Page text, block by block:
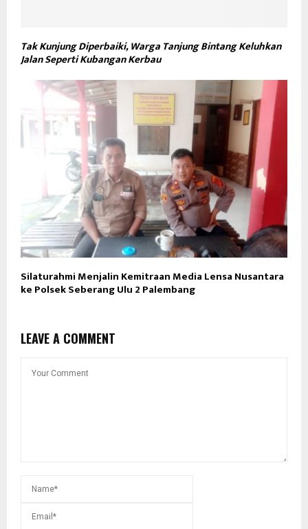
Tak Kunjung Diperbaiki, Warga Tanjung Bintang Keluhkan
Jalan Seperti Kubangan Kerbau
Silaturahmi Menjalin Kemitraan Media Lensa Nusantara
ke Polsek Seberang Ulu 2 Palembang
LEAVE A COMMENT